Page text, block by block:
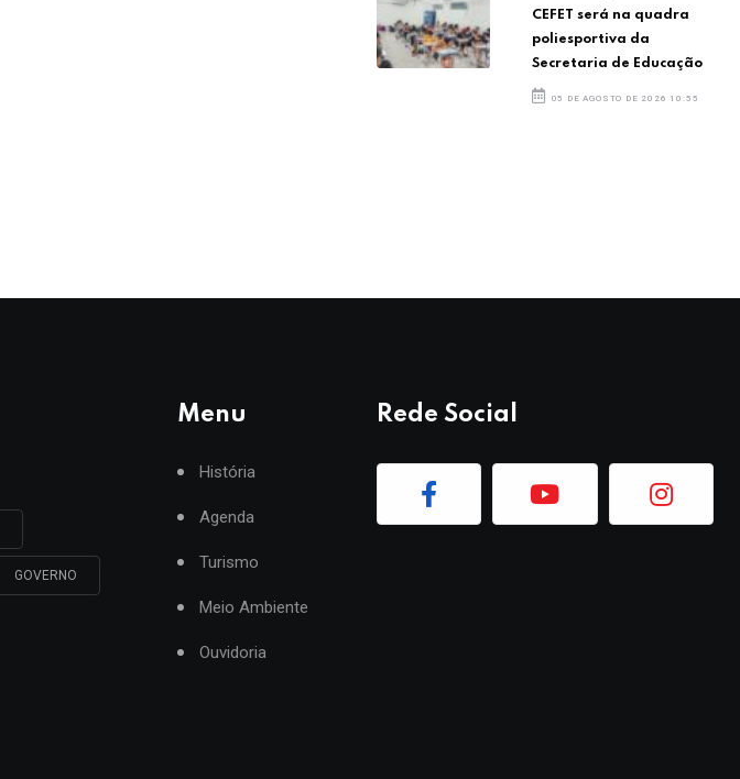
CEFET será na quadra
poliesportiva da
Secretaria de Educação
05 DE AGOSTO DE 2026 10:55
GOVERNO
Menu
História
Agenda
Turismo
Meio Ambiente
Ouvidoria
Rede Social